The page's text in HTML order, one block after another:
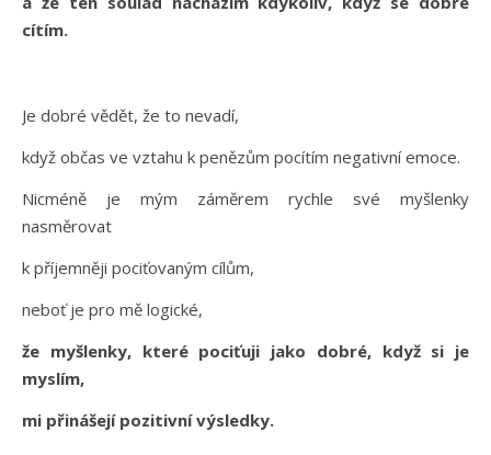
cítím.
Je dobré vědět, že to nevadí,
když občas ve vztahu k penězům pocítím negativní emoce.
Nicméně je mým záměrem rychle své myšlenky
nasměrovat
k příjemněji pociťovaným cílům,
neboť je pro mě logické,
že myšlenky, které pociťuji jako dobré, když si je
myslím,
mi přinášejí pozitivní výsledky.